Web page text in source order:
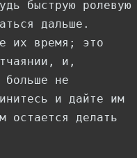
быструю ролевую
дальше.
их время; это
и,
больше не
и дайте им
остается делать